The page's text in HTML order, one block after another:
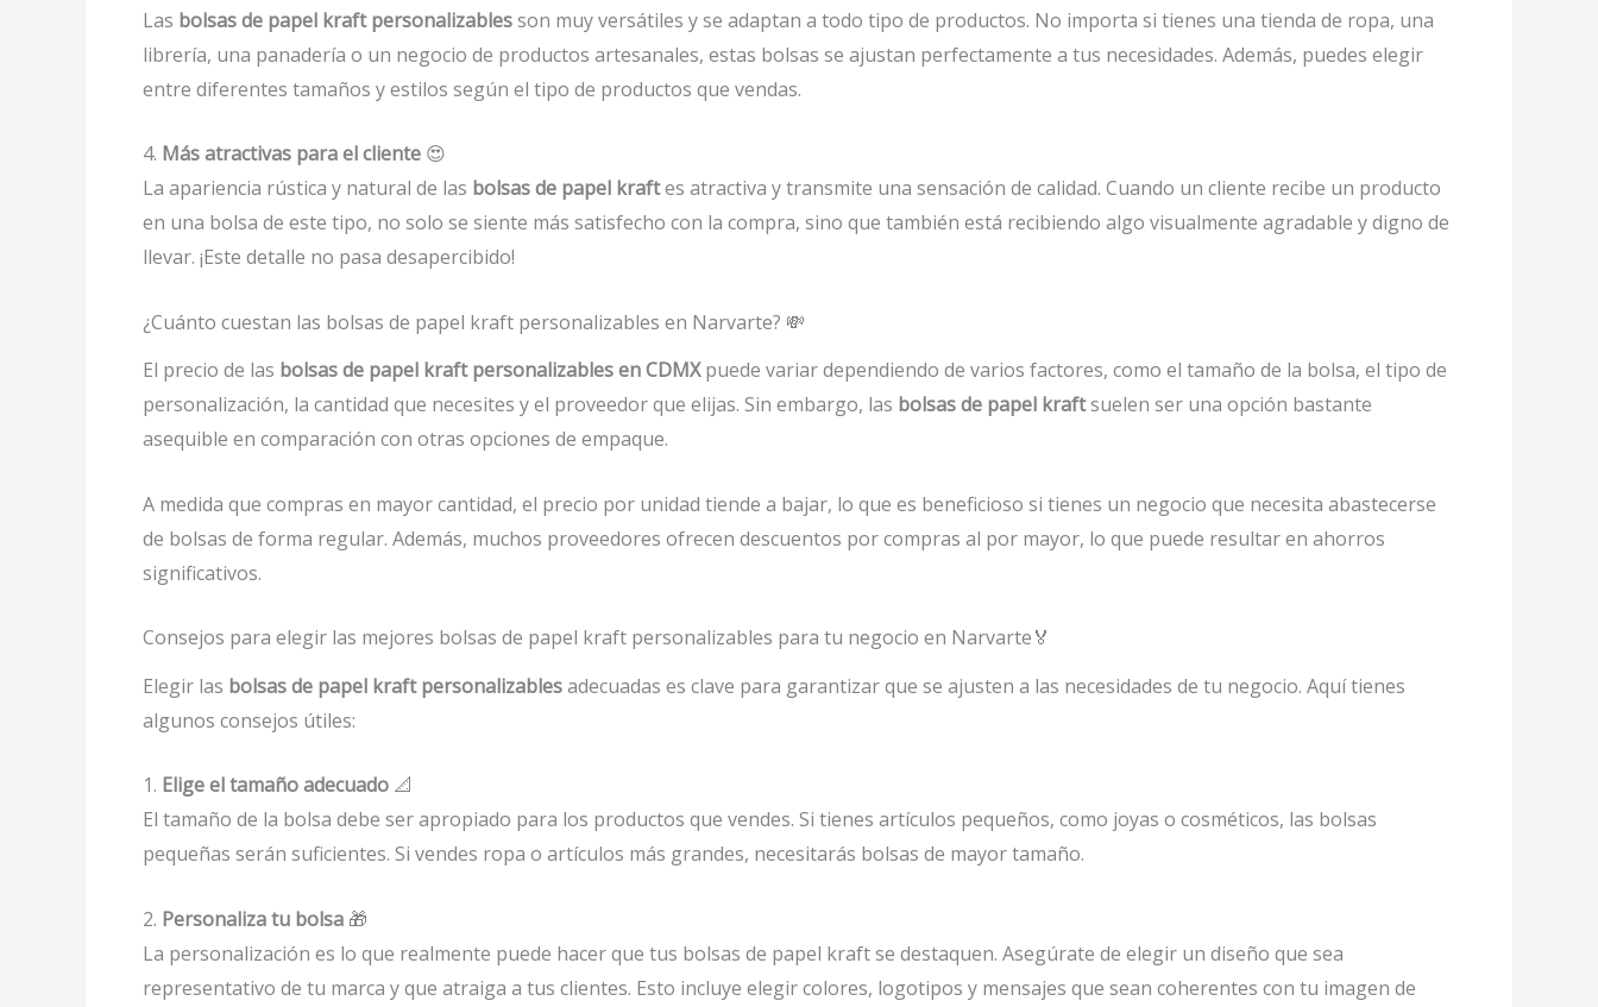
Las bolsas de papel kraft personalizablesson muy versátiles y se adaptan a todo tipo de productos. No importa si tienes una tienda de ropa, una
librería, una panadería o un negocio de productos artesanales, estas bolsas se ajustan perfectamente a tus necesidades. Además, puedes elegir
entre diferentes tamaños y estilos según el tipo de productos que vendas.
4. Más atractivas para el cliente 😍
La apariencia rústica y natural de las bolsas de papel kraftes atractiva y transmite una sensación de calidad. Cuando un cliente recibe un producto
en una bolsa de este tipo, no solo se siente más satisfecho con la compra, sino que también está recibiendo algo visualmente agradable y digno de
llevar. ¡Este detalle no pasa desapercibido!
¿Cuánto cuestan las bolsas de papel kraft personalizables en Narvarte? 💸
El precio de las bolsas de papel kraft personalizables en CDMXpuede variar dependiendo de varios factores, como el tamaño de la bolsa, el tipo de
personalización, la cantidad que necesites y el proveedor que elijas. Sin embargo, las bolsas de papel kraftsuelen ser una opción bastante
asequible en comparación con otras opciones de empaque.
A medida que compras en mayor cantidad, el precio por unidad tiende a bajar, lo que es beneficioso si tienes un negocio que necesita abastecerse
de bolsas de forma regular. Además, muchos proveedores ofrecen descuentos por compras al por mayor, lo que puede resultar en ahorros
significativos.
Consejos para elegir las mejores bolsas de papel kraft personalizables para tu negocio en Narvarte🏅
Elegir las bolsas de papel kraft personalizablesadecuadas es clave para garantizar que se ajusten a las necesidades de tu negocio. Aquí tienes
algunos consejos útiles:
1. Elige el tamaño adecuado 📐
El tamaño de la bolsa debe ser apropiado para los productos que vendes. Si tienes artículos pequeños, como joyas o cosméticos, las bolsas
pequeñas serán suficientes. Si vendes ropa o artículos más grandes, necesitarás bolsas de mayor tamaño.
2. Personaliza tu bolsa 🎁
La personalización es lo que realmente puede hacer que tus bolsas de papel kraft se destaquen. Asegúrate de elegir un diseño que sea
representativo de tu marca y que atraiga a tus clientes. Esto incluye elegir colores, logotipos y mensajes que sean coherentes con tu imagen de